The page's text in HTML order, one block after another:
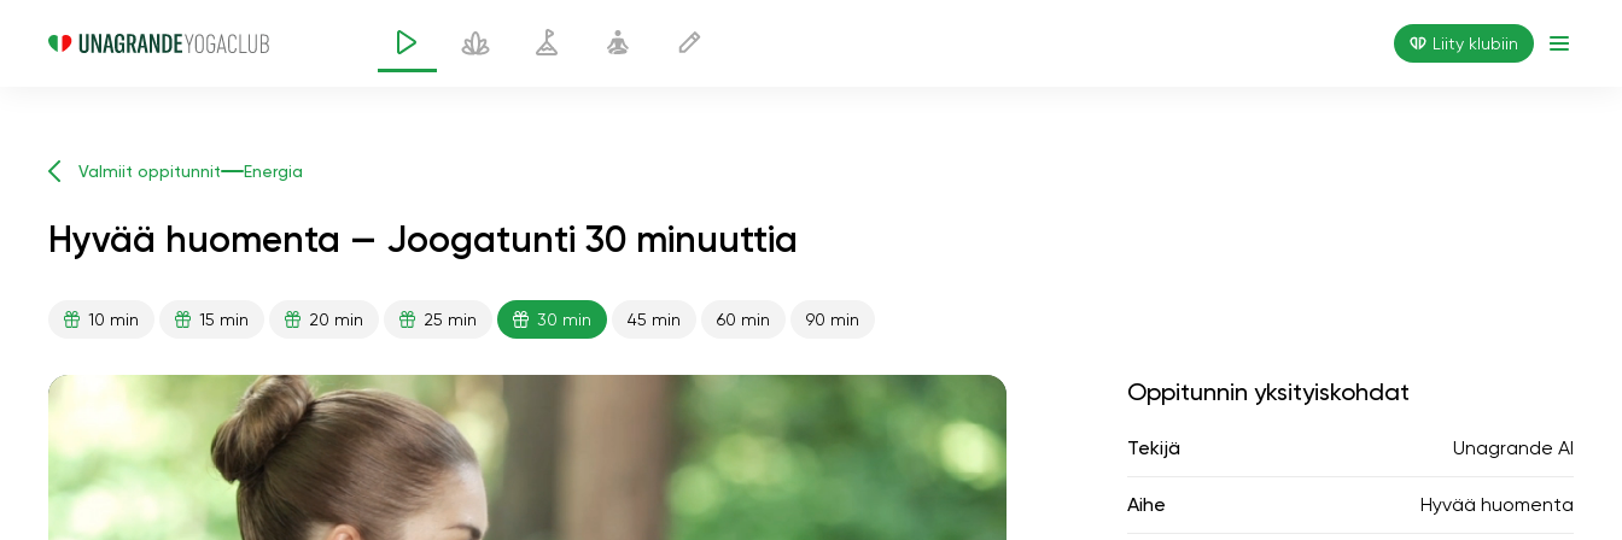
Liity klubiin
Valmiit oppitunnit Energia
Hyvää huomenta — Joogatunti 30 minuuttia
10 min 15 min 20 min 25 min 30 min 45 min 60 min 90 min
Oppitunnin yksityiskohdat
Tekijä Unagrande AI
Aihe Hyvää huomenta